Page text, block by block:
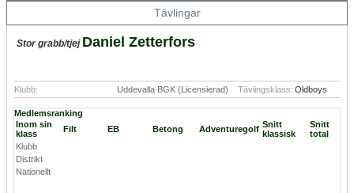
Tävlingar
Stor grabb/tjej Daniel Zetterfors
Klubb: Uddevalla BGK (Licensierad) Tävlingsklass: Oldboys
Medlemsranking
Inom sin
klass
Filt EB Betong Adventuregolf Snitt
klassisk
Snitt
total
Klubb
Distrikt
Nationellt